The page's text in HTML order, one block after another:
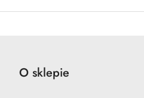
O sklepie